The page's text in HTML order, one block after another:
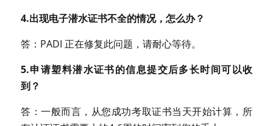
4.出现电子潜水证书不全的情况，怎么办？
答：PADI 正在修复此问题，请耐心等待。
5.申请塑料潜水证书的信息提交后多长时间可以收
到？
答：一般而言，从您成功考取证书当天开始计算，所